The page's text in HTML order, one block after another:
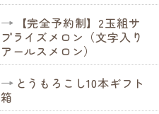
【完全予約制】2玉組サ
プライズメロン（文字入り
アールスメロン）
とうもろこし10本ギフト
箱